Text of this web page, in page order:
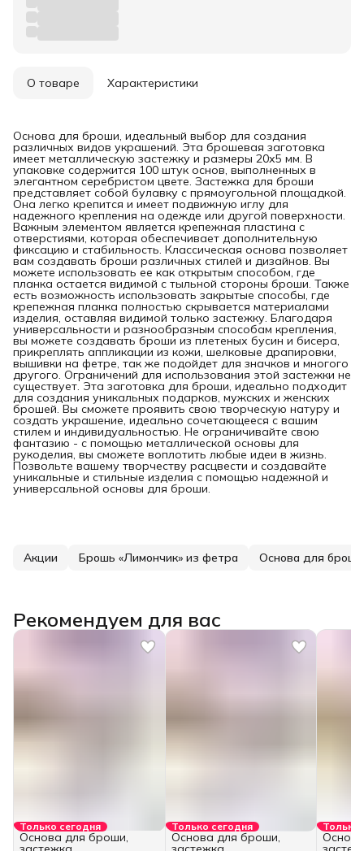
О товаре Характеристики
Основа для броши, идеальный выбор для создания
различных видов украшений. Эта брошевая заготовка
имеет металлическую застежку и размеры 20х5 мм. В
упаковке содержится 100 штук основ, выполненных в
элегантном серебристом цвете. Застежка для броши
представляет собой булавку с прямоугольной площадкой.
Она легко крепится и имеет подвижную иглу для
надежного крепления на одежде или другой поверхности.
Важным элементом является крепежная пластина с
отверстиями, которая обеспечивает дополнительную
фиксацию и стабильность. Классическая основа позволяет
вам создавать броши различных стилей и дизайнов. Вы
можете использовать ее как открытым способом, где
планка остается видимой с тыльной стороны броши. Также
есть возможность использовать закрытые способы, где
крепежная планка полностью скрывается материалами
изделия, оставляя видимой только застежку. Благодаря
универсальности и разнообразным способам крепления,
вы можете создавать броши из плетеных бусин и бисера,
прикреплять аппликации из кожи, шелковые драпировки,
вышивки на фетре, так же подойдет для значков и многого
другого. Ограничений для использования этой застежки не
существует. Эта заготовка для броши, идеально подходит
для создания уникальных подарков, мужских и женских
брошей. Вы сможете проявить свою творческую натуру и
создать украшение, идеально сочетающееся с вашим
стилем и индивидуальностью. Не ограничивайте свою
фантазию - с помощью металлической основы для
рукоделия, вы сможете воплотить любые идеи в жизнь.
Позвольте вашему творчеству расцвести и создавайте
уникальные и стильные изделия с помощью надежной и
универсальной основы для броши.
Акции Брошь «Лимончик» из фетра Основа для броши
Рекомендуем для вас
Только сегодня
Основа для броши,
Только сегодня
Основа для броши,
Только